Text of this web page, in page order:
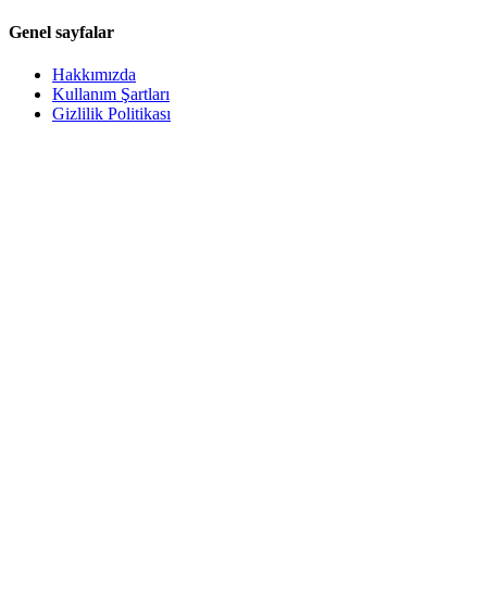
Genel sayfalar
Hakkımızda
Kullanım Şartları
Gizlilik Politikası